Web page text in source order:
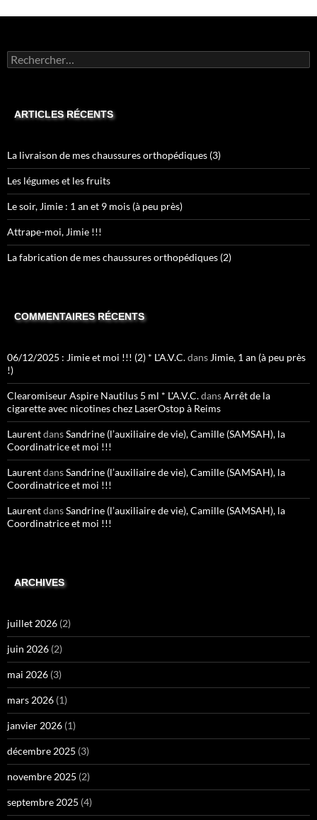
Rechercher :
ARTICLES RÉCENTS
La livraison de mes chaussures orthopédiques (3)
Les légumes et les fruits
Le soir, Jimie : 1 an et 9 mois (à peu près)
Attrape-moi, Jimie !!!
La fabrication de mes chaussures orthopédiques (2)
COMMENTAIRES RÉCENTS
06/12/2025 : Jimie et moi !!! (2) * L'A.V.C.dans Jimie, 1 an (à peu près
!)
Clearomiseur Aspire Nautilus 5 ml * L'A.V.C.dansArrêt de la
cigarette avec nicotines chez LaserOstop à Reims
LaurentdansSandrine (l’auxiliaire de vie), Camille (SAMSAH), la
Coordinatrice et moi !!!
LaurentdansSandrine (l’auxiliaire de vie), Camille (SAMSAH), la
Coordinatrice et moi !!!
LaurentdansSandrine (l’auxiliaire de vie), Camille (SAMSAH), la
Coordinatrice et moi !!!
ARCHIVES
juillet 2026 (2)
juin 2026 (2)
mai 2026 (3)
mars 2026 (1)
janvier 2026 (1)
décembre 2025 (3)
novembre 2025 (2)
septembre 2025 (4)